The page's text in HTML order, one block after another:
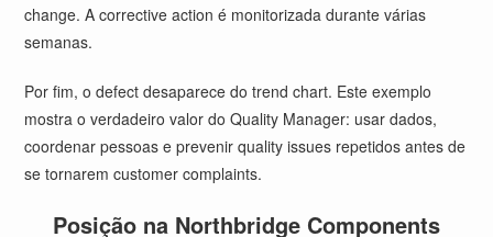
change. A corrective action é monitorizada durante várias
semanas.
Por fim, o defect desaparece do trend chart. Este exemplo
mostra o verdadeiro valor do Quality Manager: usar dados,
coordenar pessoas e prevenir quality issues repetidos antes de
se tornarem customer complaints.
Posição na Northbridge Components